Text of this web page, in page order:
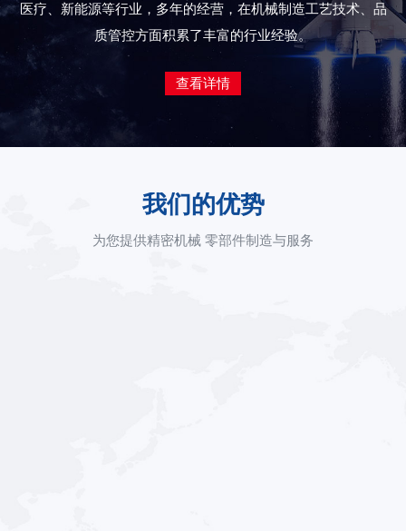
医疗、新能源等行业，多年的经营，在机械制造工艺技术、品
质管控方面积累了丰富的行业经验。
查看详情
我们的优势
为您提供精密机械 零部件制造与服务